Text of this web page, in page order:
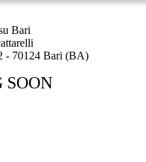
Bari
- 70124 Bari (BA)
SOON